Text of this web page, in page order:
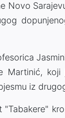
Novo
Martinić,
iz